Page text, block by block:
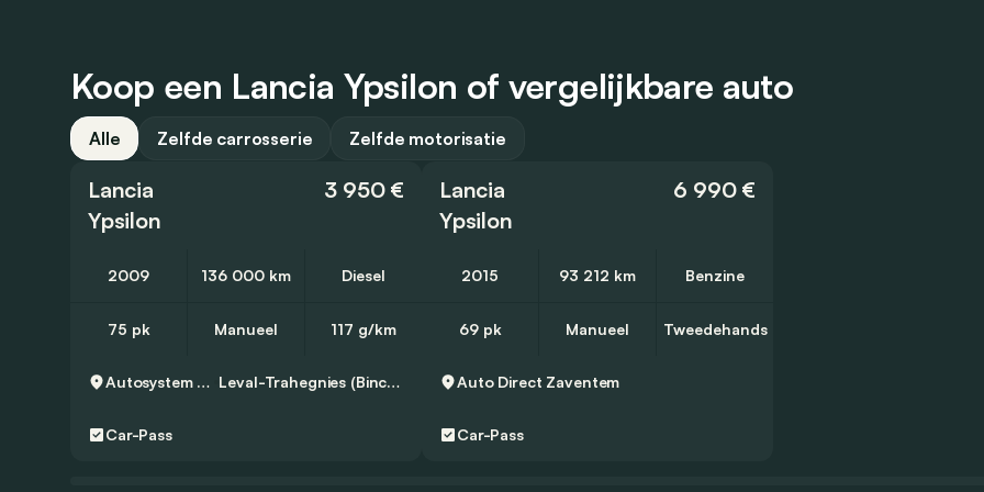
Koop een Lancia Ypsilon of vergelijkbare auto
Alle Zelfde carrosserie Zelfde motorisatie
Lancia
Ypsilon
3 950 €
2009 136 000 km Diesel
75 pk Manueel 117 g/km
Autosystem SA Leval-Trahegnies (Binche)
Car-Pass
Lancia
Ypsilon
6 990 €
2015 93 212 km Benzine
69 pk Manueel Tweedehands
Auto Direct Zaventem
Car-Pass